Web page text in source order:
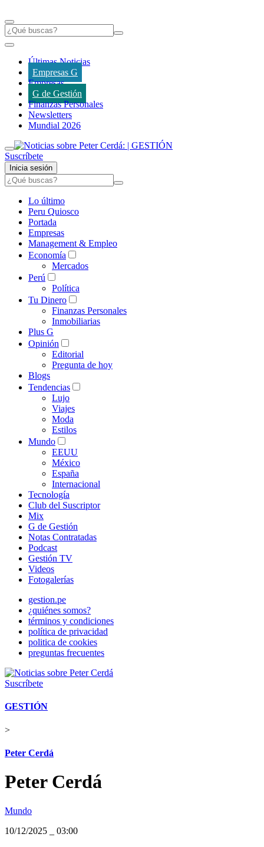
Últimas Noticias
Empresas G
Empresas
G de Gestión
Finanzas Personales
Newsletters
Mundial 2026
Suscríbete
Inicia sesión
Lo último
Peru Quiosco
Portada
Empresas
Management & Empleo
Economía
Mercados
Perú
Política
Tu Dinero
Finanzas Personales
Inmobiliarias
Plus G
Opinión
Editorial
Pregunta de hoy
Blogs
Tendencias
Lujo
Viajes
Moda
Estilos
Mundo
EEUU
México
España
Internacional
Tecnología
Club del Suscriptor
Mix
G de Gestión
Notas Contratadas
Podcast
Gestión TV
Videos
Fotogalerías
gestion.pe
¿quiénes somos?
términos y condiciones
política de privacidad
politica de cookies
preguntas frecuentes
Suscríbete
GESTIÓN
>
Peter Cerdá
Peter Cerdá
Mundo
10/12/2025
03:00